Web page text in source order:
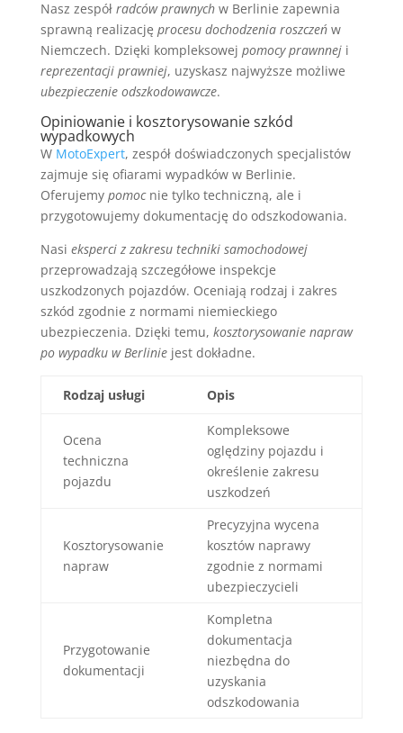
Nasz zespół radców prawnychw Berlinie zapewnia
sprawną realizację procesu dochodzenia roszczeńw
Niemczech. Dzięki kompleksowej pomocy prawnneji
reprezentacji prawniej, uzyskasz najwyższe możliwe
ubezpieczenie odszkodowawcze.
Opiniowanie i kosztorysowanie szkód
wypadkowych
W MotoExpert, zespół doświadczonych specjalistów
zajmuje się ofiarami wypadków w Berlinie.
Oferujemy pomocnie tylko techniczną, ale i
przygotowujemy dokumentację do odszkodowania.
Nasi eksperci z zakresu techniki samochodowej
przeprowadzają szczegółowe inspekcje
uszkodzonych pojazdów. Oceniają rodzaj i zakres
szkód zgodnie z normami niemieckiego
ubezpieczenia. Dzięki temu, kosztorysowanie napraw
po wypadku w Berliniejest dokładne.
Rodzaj usługi Opis
Ocena
techniczna
pojazdu
Kompleksowe
oględziny pojazdu i
określenie zakresu
uszkodzeń
Kosztorysowanie
napraw
Precyzyjna wycena
kosztów naprawy
zgodnie z normami
ubezpieczycieli
Przygotowanie
dokumentacji
Kompletna
dokumentacja
niezbędna do
uzyskania
odszkodowania